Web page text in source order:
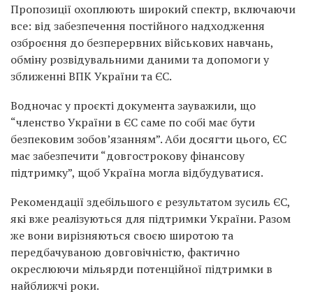
Пропозиції охоплюють широкий спектр, включаючи
все: від забезпечення постійного надходження
озброєння до безперервних військових навчань,
обміну розвідувальними даними та допомоги у
зближенні ВПК України та ЄС.
Водночас у проєкті документа зауважили, що
“членство України в ЄС саме по собі має бути
безпековим зобов’язанням”. Аби досягти цього, ЄС
має забезпечити “довгострокову фінансову
підтримку”, щоб Україна могла відбудуватися.
Рекомендації здебільшого є результатом зусиль ЄС,
які вже реалізуються для підтримки України. Разом
же вони вирізняються своєю широтою та
передбачуваною довговічністю, фактично
окреслюючи мільярди потенційної підтримки в
найближчі роки.